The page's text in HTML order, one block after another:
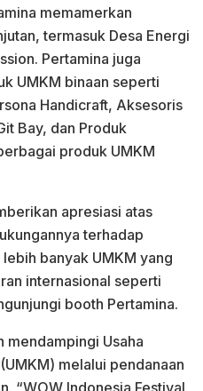
memamerkan
termasuk Desa Energi
Pertamina juga
UMKM binaan seperti
Handicraft, Aksesoris
Bay, dan Produk
produk UMKM
apresiasi atas
terhadap
banyak UMKM yang
internasional seperti
booth Pertamina.
mendampingi Usaha
melalui pendanaan
“WOW Indonesia Festival